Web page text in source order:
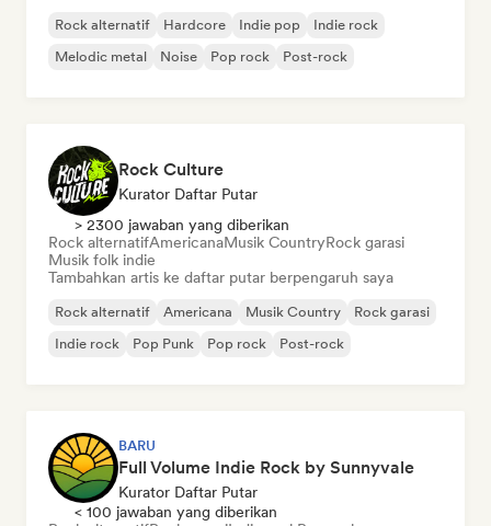
Rock alternatif Hardcore Indie pop
Indie rock
Melodic metal
Noise Pop rock Post-rock
Rock Culture
Kurator Daftar Putar
> 2300 jawaban yang diberikan
Rock alternatifAmericanaMusik CountryRock garasi
Musik folk indie
Tambahkan artis ke daftar putar berpengaruh saya
Rock alternatif Americana Musik Country
Rock garasi
Indie rock
Pop Punk Pop rock Post-rock
BARU
Full Volume Indie Rock by Sunnyvale
Kurator Daftar Putar
< 100 jawaban yang diberikan